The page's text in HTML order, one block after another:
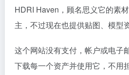
HDRI Haven，顾名思义它的素
主，不过现在也提供贴图、模型资
这个网站没有支付，帐户或电子
下载每一个资产并使用它，不用